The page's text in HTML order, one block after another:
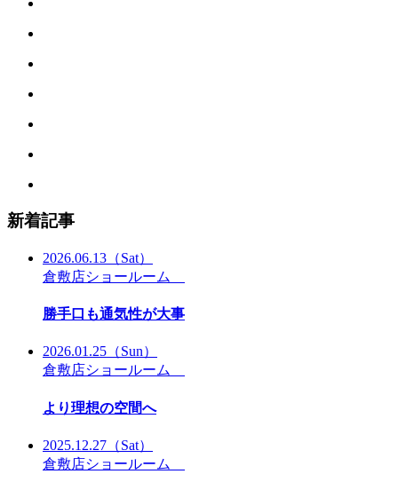
新着記事
2026.06.13 （Sat）
倉敷店ショールーム
勝手口も通気性が大事
2026.01.25 （Sun）
倉敷店ショールーム
より理想の空間へ
2025.12.27 （Sat）
倉敷店ショールーム